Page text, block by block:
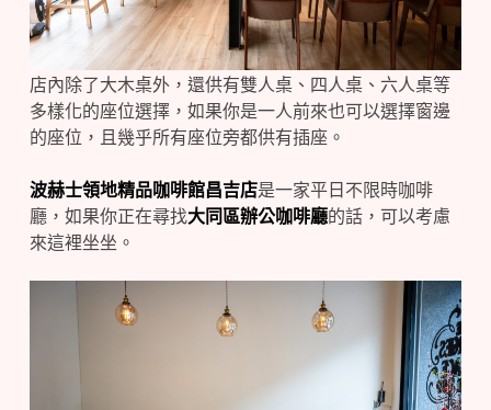
店內除了大木桌外，還供有雙人桌、四人桌、六人桌等
多樣化的座位選擇，如果你是一人前來也可以選擇窗邊
的座位，且幾乎所有座位旁都供有插座。
波赫士領地精品咖啡館昌吉店是一家平日不限時咖啡
廳，如果你正在尋找大同區辦公咖啡廳的話，可以考慮
來這裡坐坐。